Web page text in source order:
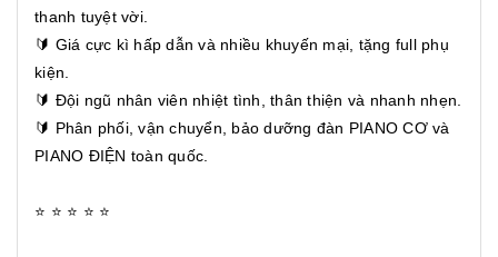
thanh tuyệt vời.
🔰 Giá cực kì hấp dẫn và nhiều khuyến mại, tặng full phụ
kiện.
🔰 Đội ngũ nhân viên nhiệt tình, thân thiện và nhanh nhẹn.
🔰 Phân phối, vận chuyển, bảo dưỡng đàn PIANO CƠ và
PIANO ĐIỆN toàn quốc.
⭐ ⭐ ⭐ ⭐ ⭐